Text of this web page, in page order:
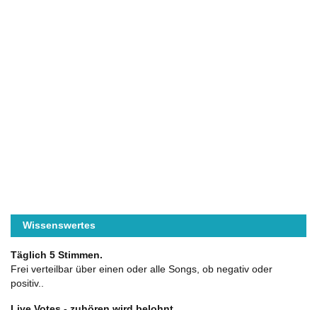
Wissenswertes
Täglich 5 Stimmen.
Frei verteilbar über einen oder alle Songs, ob negativ oder
positiv..